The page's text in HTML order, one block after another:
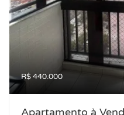
R$ 440.000
Apartamento à